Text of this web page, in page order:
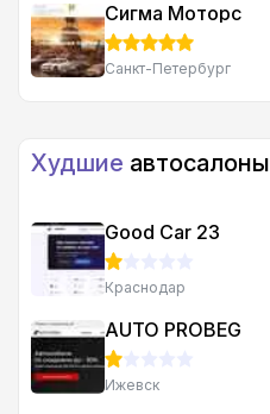
Сигма Моторс
Санкт-Петербург
Худшие автосалоны
Good Car 23
Краснодар
AUTO PROBEG
Ижевск